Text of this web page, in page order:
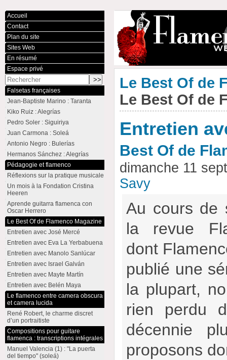
Le Best Of de
Le Best Of de
Entretien
Best Of de
dimanche 11
Savy
Au cours de
la revue
dont
publié une
la plupart,
rien perdu
décennie
proposons
Accueil
Contact
Plan du site
Sites Web
En résumé
Espace privé
Falsetas françaises
Jean-Baptiste Marino : Taranta
Kiko Ruiz : Alegrías
Pedro Soler : Siguiriya
Juan Carmona : Soleá
Antonio Negro : Bulerías
Hermanos Sánchez : Alegrías
Pédagogie et flamenco
Réflexions sur la pratique musicale
Un mois à la Fondation Cristina
Heeren
Aprende guitarra flamenca con
Oscar Herrero
Le Best Of de Flamenco Magazine
Entretien avec José Mercé
Entretien avec Eva La Yerbabuena
Entretien avec Manolo Sanlúcar
Entretien avec Israel Galván
Entretien avec Mayte Martín
Entretien avec Belén Maya
Le flamenco entre camera obscura
et camera lucida
René Robert, le charme discret
d’un portraitiste
Compositions pour guitare
flamenca : transcriptions intégrales
Manuel Valencia (1) : "La puerta
del tiempo" (soleá)